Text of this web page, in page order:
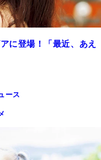
に登場！「最近、あえ
ース